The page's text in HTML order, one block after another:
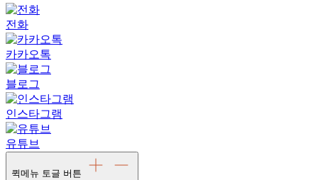
전화
카카오톡
블로그
인스타그램
유튜브
퀵메뉴 토글 버튼